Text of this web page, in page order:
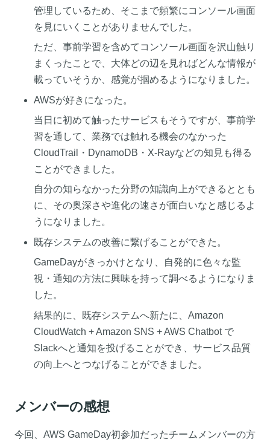
管理しているため、そこまで頻繁にコンソール画面
を見にいくことがありませんでした。
ただ、事前学習を含めてコンソール画面を沢山触り
まくったことで、大体どの辺を見ればどんな情報が
載っていそうか、感覚が掴めるようになりました。
AWSが好きになった。
当日に初めて触ったサービスもそうですが、事前学
習を通して、業務では触れる機会のなかった
CloudTrail・DynamoDB・X-Rayなどの知見も得る
ことができました。
自分の知らなかった分野の知識向上ができるととも
に、その奥深さや進化の速さが面白いなと感じるよ
うになりました。
既存システムの改善に繋げることができた。
GameDayがきっかけとなり、自発的に色々な監
視・通知の方法に興味を持って調べるようになりま
した。
結果的に、既存システムへ新たに、Amazon
CloudWatch + Amazon SNS + AWS Chatbot で
Slackへと通知を投げることができ、サービス品質
の向上へとつなげることができました。
メンバーの感想
今回、AWS GameDay初参加だったチームメンバーの方